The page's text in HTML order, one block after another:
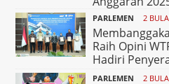
PARLEMEN 2
Raih Opini
Hadiri
PARLEMEN 2